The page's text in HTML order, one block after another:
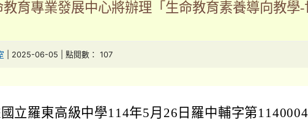
育專業發展中心將辦理「生命教育素養導向教學
| 2025-06-05 | 點閱數： 107
立羅東高級中學114年5月26日羅中輔字第